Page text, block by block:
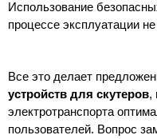
Использование
процессе эксплуатации
Все это делает
устройств для скутеров,
электротранспорта
пользователей. Вопрос